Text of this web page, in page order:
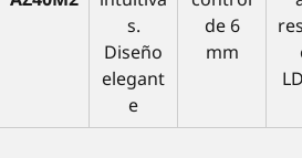
s.
Diseño
elegant
e
de 6
mm